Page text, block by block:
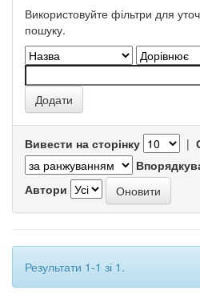
Використовуйте фільтри для
пошуку.
Вивести на сторінку |
Автори
Результати 1-1 зі 1.